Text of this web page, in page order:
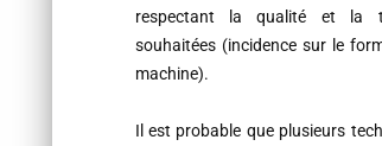
respectant la qualité et la
souhaitées (incidence sur le
machine).
Il est probable que plusieurs